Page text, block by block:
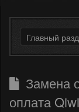
Форум
Замена
оплата Qiwi